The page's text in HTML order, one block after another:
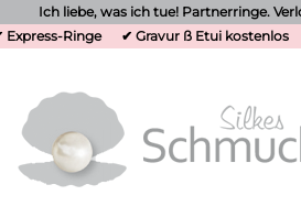
Ich liebe, was ich tue! Partnerringe.
Express-Ringe
✔ Gravur ß Etui kostenlos